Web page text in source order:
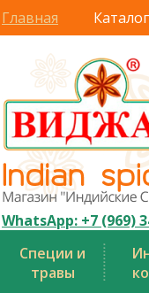
Главная Каталог
WhatsApp: +7 (969)
Специи и
травы